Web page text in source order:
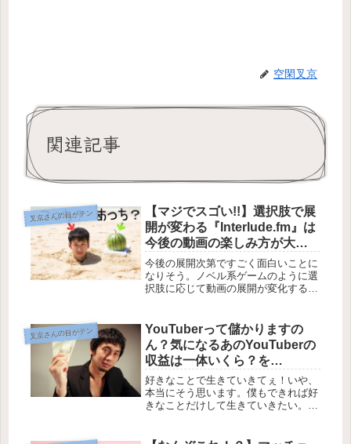
空閑叉京
関連記事
叉京さんの目がテン
【マジでスゴい!!】選択肢で展
開が変わる『Interlude.fm』は
今後の動画の楽しみ方が大き
く変わりそう
今後の展開次第ですごく面白いことに
なりそう。ノベル系ゲームのように選
択肢に応じて動画の展開が変化する
展開を楽しむだけはなく、自分で選択
肢に応じた動画制作ができる...
叉京さんの目がテン
YouTuberって儲かりますの
ん？気になるあのYouTuberの
収益は一体いくら？を
『SOCIAL BLADE』で調べて
みた【好きなことで生きてい
く】
好きなことで生きていきてぇ！いや、
本当にそう思います。僕もできれば好
きなことだけして生きていきたい。好